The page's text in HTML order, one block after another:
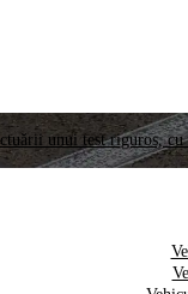
unui test riguros,